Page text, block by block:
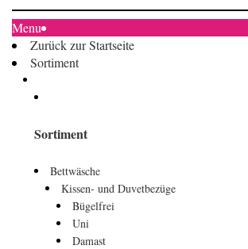
Menu
Zurück zur Startseite
Sortiment
Sortiment
Bettwäsche
Kissen- und Duvetbezüge
Bügelfrei
Uni
Damast